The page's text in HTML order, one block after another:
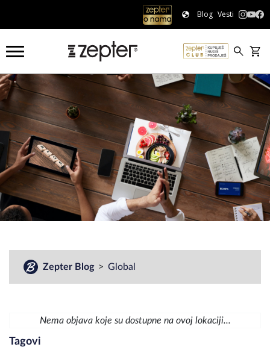
Blog Vesti
Zepter Blog Global
Nema objava koje su dostupne na ovoj lokaciji...
Tagovi